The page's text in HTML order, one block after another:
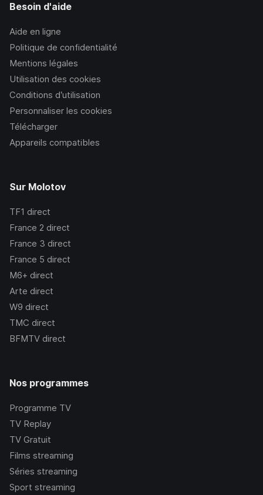
Besoin d'aide
Aide en ligne
Politique de confidentialité
Mentions légales
Utilisation des cookies
Conditions d’utilisation
Personnaliser les cookies
Télécharger
Appareils compatibles
Sur Molotov
TF1 direct
France 2 direct
France 3 direct
France 5 direct
M6+ direct
Arte direct
W9 direct
TMC direct
BFMTV direct
Nos programmes
Programme TV
TV Replay
TV Gratuit
Films streaming
Séries streaming
Sport streaming